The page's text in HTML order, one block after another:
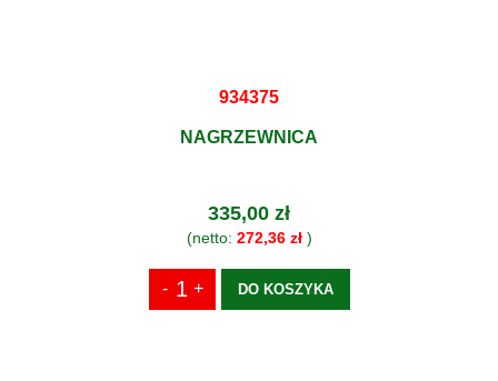
934375
NAGRZEWNICA
335,00 zł
(netto: 272,36 zł)
DO KOSZYKA